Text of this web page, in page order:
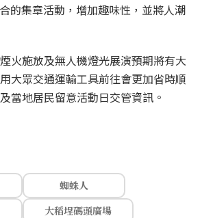
的集章活動，增加趣味性，並將人潮
火施放及無人機燈光展演預期將有大
大眾交通運輸工具前往會更加省時順
當地居民留意活動日交管資訊。
蜘蛛人
大稻埕碼頭廣場